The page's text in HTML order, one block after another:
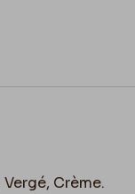
Crème.